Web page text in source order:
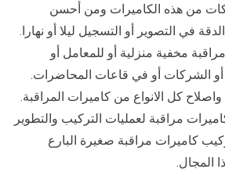
من هذه الكاميرات ومن أحسن
في التصوير أو التسجيل ليلا أو نهارا.
مخفية منزلية أو للمعامل أو
أو الشركات أو في قاعات المحاضرات.
كل الانواع من كاميرات المراقبة.
مراقبة لعمليات التركيب والتطوير
كاميرات مراقبة صغيرة البارع
المجال.